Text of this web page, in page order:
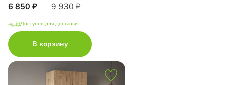
6 850 9 930
Доступно для доставки
В корзину